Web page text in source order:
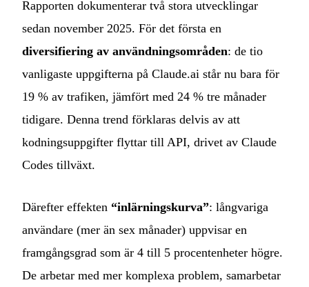
Rapporten dokumenterar två stora utvecklingar
sedan november 2025. För det första en
diversifiering av användningsområden: de tio
vanligaste uppgifterna på Claude.ai står nu bara för
19 % av trafiken, jämfört med 24 % tre månader
tidigare. Denna trend förklaras delvis av att
kodningsuppgifter flyttar till API, drivet av Claude
Codes tillväxt.
Därefter effekten “inlärningskurva”: långvariga
användare (mer än sex månader) uppvisar en
framgångsgrad som är 4 till 5 procentenheter högre.
De arbetar med mer komplexa problem, samarbetar